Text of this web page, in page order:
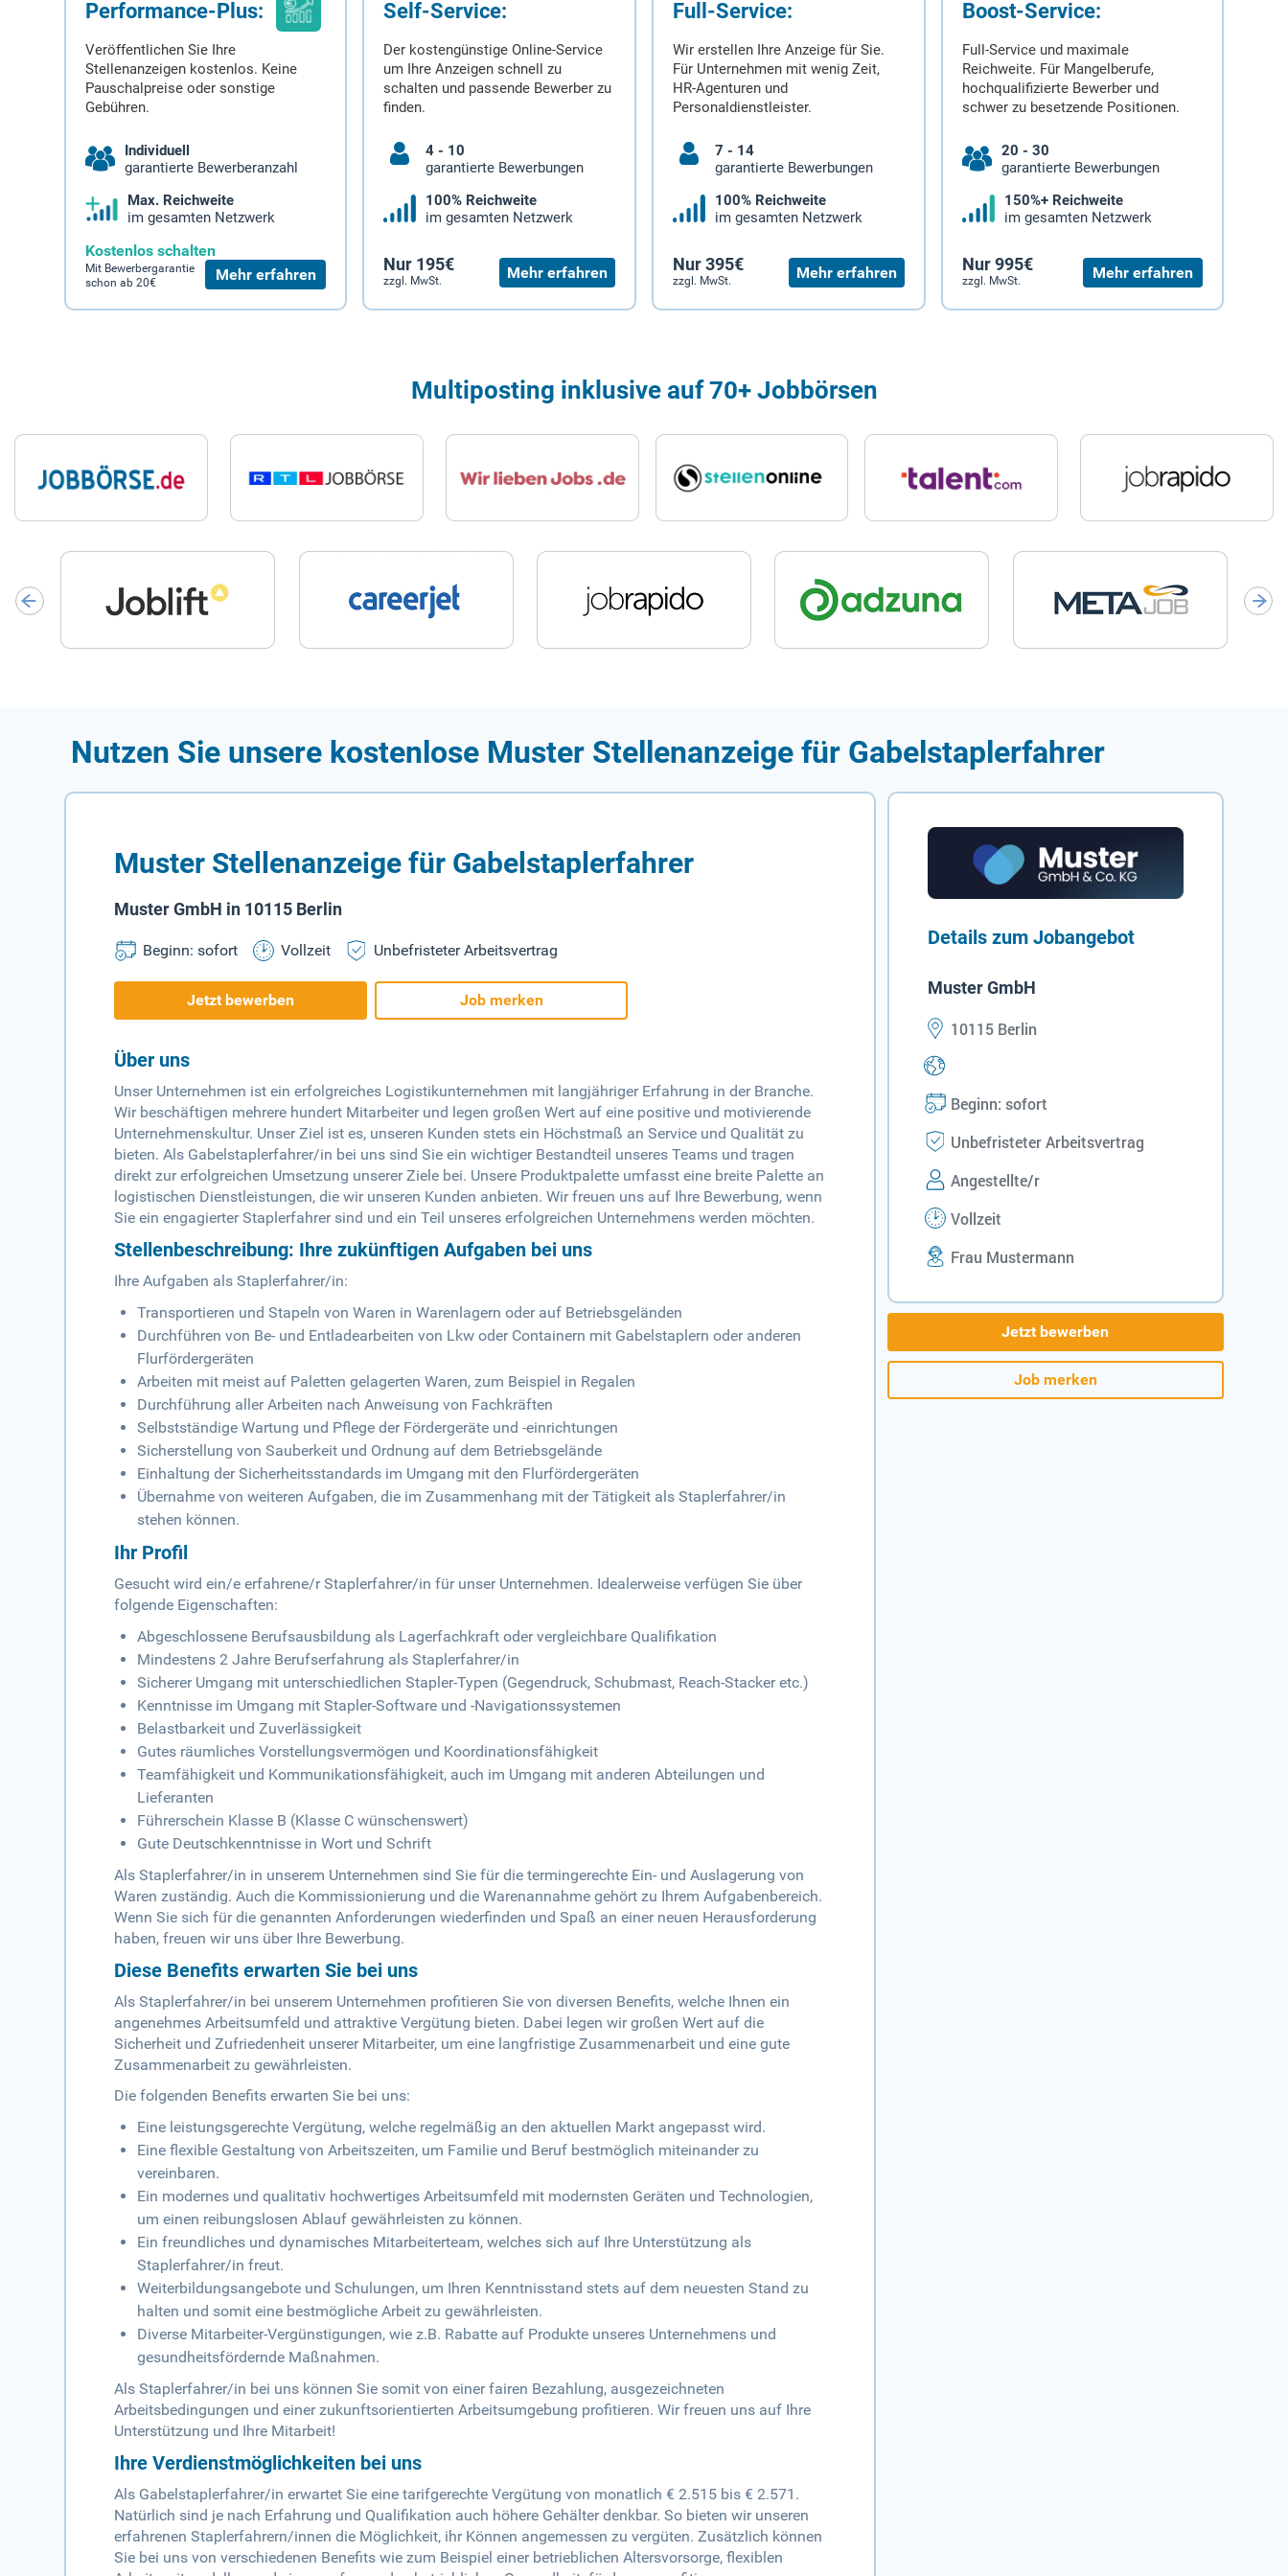
Performance-Plus:
Veröffentlichen Sie Ihre
Stellenanzeigen kostenlos. Keine
Pauschalpreise oder sonstige
Gebühren.
Individuell
garantierte Bewerberanzahl
Max. Reichweite
im gesamten Netzwerk
Kostenlos schalten
Mit Bewerbergarantie
schon ab 20€
Mehr erfahren
Self-Service:
Der kostengünstige Online-Service
um Ihre Anzeigen schnell zu
schalten und passende Bewerber zu
finden.
4 - 10
garantierte Bewerbungen
100% Reichweite
im gesamten Netzwerk
Nur 195€
zzgl. MwSt. Mehr erfahren
Full-Service:
Wir erstellen Ihre Anzeige für Sie.
Für Unternehmen mit wenig Zeit,
HR-Agenturen und
Personaldienstleister.
7 - 14
garantierte Bewerbungen
100% Reichweite
im gesamten Netzwerk
Nur 395€
zzgl. MwSt. Mehr erfahren
Boost-Service:
Full-Service und maximale
Reichweite. Für Mangelberufe,
hochqualifizierte Bewerber und
schwer zu besetzende Positionen.
20 - 30
garantierte Bewerbungen
150%+ Reichweite
im gesamten Netzwerk
Nur 995€
zzgl. MwSt. Mehr erfahren
Multiposting inklusive auf 70+ Jobbörsen
Nutzen Sie unsere kostenlose Muster Stellenanzeige für Gabelstaplerfahrer
Muster Stellenanzeige für Gabelstaplerfahrer
Muster GmbH in 10115 Berlin
Beginn: sofort Vollzeit Unbefristeter Arbeitsvertrag
Jetzt bewerben Job merken
Über uns
Unser Unternehmen ist ein erfolgreiches Logistikunternehmen mit langjähriger Erfahrung in der Branche.
Wir beschäftigen mehrere hundert Mitarbeiter und legen großen Wert auf eine positive und motivierende
Unternehmenskultur. Unser Ziel ist es, unseren Kunden stets ein Höchstmaß an Service und Qualität zu
bieten. Als Gabelstaplerfahrer/in bei uns sind Sie ein wichtiger Bestandteil unseres Teams und tragen
direkt zur erfolgreichen Umsetzung unserer Ziele bei. Unsere Produktpalette umfasst eine breite Palette an
logistischen Dienstleistungen, die wir unseren Kunden anbieten. Wir freuen uns auf Ihre Bewerbung, wenn
Sie ein engagierter Staplerfahrer sind und ein Teil unseres erfolgreichen Unternehmens werden möchten.
Stellenbeschreibung: Ihre zukünftigen Aufgaben bei uns
Ihre Aufgaben als Staplerfahrer/in:
Transportieren und Stapeln von Waren in Warenlagern oder auf Betriebsgeländen
Durchführen von Be- und Entladearbeiten von Lkw oder Containern mit Gabelstaplern oder anderen
Flurfördergeräten
Arbeiten mit meist auf Paletten gelagerten Waren, zum Beispiel in Regalen
Durchführung aller Arbeiten nach Anweisung von Fachkräften
Selbstständige Wartung und Pflege der Fördergeräte und -einrichtungen
Sicherstellung von Sauberkeit und Ordnung auf dem Betriebsgelände
Einhaltung der Sicherheitsstandards im Umgang mit den Flurfördergeräten
Übernahme von weiteren Aufgaben, die im Zusammenhang mit der Tätigkeit als Staplerfahrer/in
stehen können.
Ihr Profil
Gesucht wird ein/e erfahrene/r Staplerfahrer/in für unser Unternehmen. Idealerweise verfügen Sie über
folgende Eigenschaften:
Abgeschlossene Berufsausbildung als Lagerfachkraft oder vergleichbare Qualifikation
Mindestens 2 Jahre Berufserfahrung als Staplerfahrer/in
Sicherer Umgang mit unterschiedlichen Stapler-Typen (Gegendruck, Schubmast, Reach-Stacker etc.)
Kenntnisse im Umgang mit Stapler-Software und -Navigationssystemen
Belastbarkeit und Zuverlässigkeit
Gutes räumliches Vorstellungsvermögen und Koordinationsfähigkeit
Teamfähigkeit und Kommunikationsfähigkeit, auch im Umgang mit anderen Abteilungen und
Lieferanten
Führerschein Klasse B (Klasse C wünschenswert)
Gute Deutschkenntnisse in Wort und Schrift
Als Staplerfahrer/in in unserem Unternehmen sind Sie für die termingerechte Ein- und Auslagerung von
Waren zuständig. Auch die Kommissionierung und die Warenannahme gehört zu Ihrem Aufgabenbereich.
Wenn Sie sich für die genannten Anforderungen wiederfinden und Spaß an einer neuen Herausforderung
haben, freuen wir uns über Ihre Bewerbung.
Diese Benefits erwarten Sie bei uns
Als Staplerfahrer/in bei unserem Unternehmen profitieren Sie von diversen Benefits, welche Ihnen ein
angenehmes Arbeitsumfeld und attraktive Vergütung bieten. Dabei legen wir großen Wert auf die
Sicherheit und Zufriedenheit unserer Mitarbeiter, um eine langfristige Zusammenarbeit und eine gute
Zusammenarbeit zu gewährleisten.
Die folgenden Benefits erwarten Sie bei uns:
Eine leistungsgerechte Vergütung, welche regelmäßig an den aktuellen Markt angepasst wird.
Eine flexible Gestaltung von Arbeitszeiten, um Familie und Beruf bestmöglich miteinander zu
vereinbaren.
Ein modernes und qualitativ hochwertiges Arbeitsumfeld mit modernsten Geräten und Technologien,
um einen reibungslosen Ablauf gewährleisten zu können.
Ein freundliches und dynamisches Mitarbeiterteam, welches sich auf Ihre Unterstützung als
Staplerfahrer/in freut.
Weiterbildungsangebote und Schulungen, um Ihren Kenntnisstand stets auf dem neuesten Stand zu
halten und somit eine bestmögliche Arbeit zu gewährleisten.
Diverse Mitarbeiter-Vergünstigungen, wie z.B. Rabatte auf Produkte unseres Unternehmens und
gesundheitsfördernde Maßnahmen.
Als Staplerfahrer/in bei uns können Sie somit von einer fairen Bezahlung, ausgezeichneten
Arbeitsbedingungen und einer zukunftsorientierten Arbeitsumgebung profitieren. Wir freuen uns auf Ihre
Unterstützung und Ihre Mitarbeit!
Ihre Verdienstmöglichkeiten bei uns
Als Gabelstaplerfahrer/in erwartet Sie eine tarifgerechte Vergütung von monatlich € 2.515 bis € 2.571.
Natürlich sind je nach Erfahrung und Qualifikation auch höhere Gehälter denkbar. So bieten wir unseren
erfahrenen Staplerfahrern/innen die Möglichkeit, ihr Können angemessen zu vergüten. Zusätzlich können
Sie bei uns von verschiedenen Benefits wie zum Beispiel einer betrieblichen Altersvorsorge, flexiblen
Details zum Jobangebot
Muster GmbH
10115 Berlin
Beginn: sofort
Unbefristeter Arbeitsvertrag
Angestellte/r
Vollzeit
Frau Mustermann
Jetzt bewerben
Job merken